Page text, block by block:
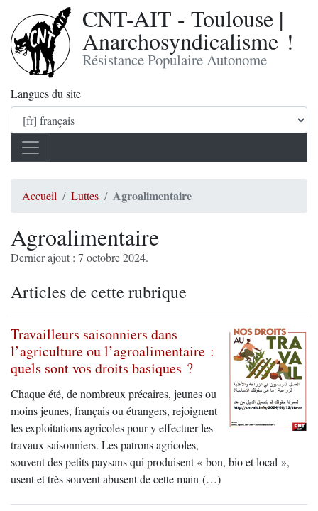
CNT-AIT - Toulouse |
Anarchosyndicalisme !
Résistance Populaire Autonome
Langues du site
Accueil Luttes Agroalimentaire
Agroalimentaire
Dernier ajout : 7 octobre 2024.
Articles de cette rubrique
Travailleurs saisonniers dans
l’agriculture ou l’agroalimentaire :
quels sont vos droits basiques ?
Chaque été, de nombreux précaires, jeunes ou
moins jeunes, français ou étrangers, rejoignent
les exploitations agricoles pour y effectuer les
travaux saisonniers. Les patrons agricoles,
souvent des petits paysans qui produisent « bon, bio et local »,
usent et très souvent abusent de cette main (…)